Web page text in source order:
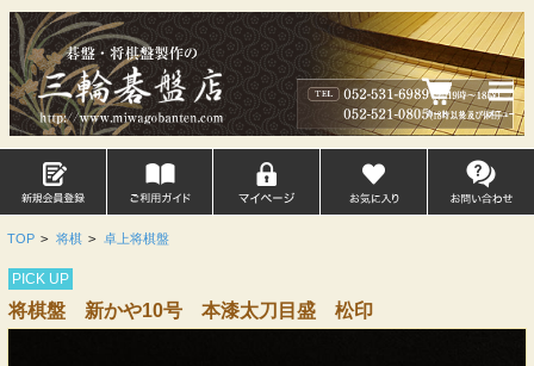
TOP > 将棋 > 卓上将棋盤
PICK UP
将棋盤 新かや10号 本漆太刀目盛 松印